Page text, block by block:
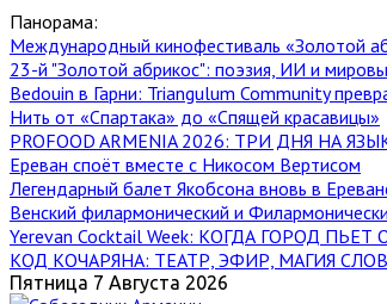
Панорама:
Международный кинофестиваль «Золотой
23-й "Золотой абрикос": поэзия, ИИ и
Bedouin в Гарни: Triangulum Community
Нить от «Спартака» до «Спящей красавицы»
PROFOOD ARMENIA 2026: ТРИ ДНЯ НА
Ереван споёт вместе с Никосом Вертисом
Легендарный балет Якобсона вновь в
Венский филармонический и
Yerevan Cocktail Week: КОГДА ГОРОД
КОД КОЧАРЯНА: ТЕАТР, ЭФИР, МАГИЯ
Пятница 7 Августа 2026